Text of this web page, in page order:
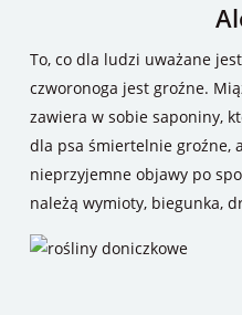
To, co dla ludzi uważane
czworonoga jest groźne.
zawiera w sobie saponiny,
dla psa śmiertelnie groźne,
nieprzyjemne objawy po
należą wymioty, biegunka,